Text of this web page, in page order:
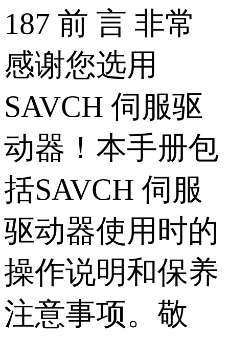
187 前 言 非常
感谢您选用
SAVCH 伺服驱
动器！本手册包
括SAVCH 伺服
驱动器使用时的
操作说明和保养
注意事项。敬